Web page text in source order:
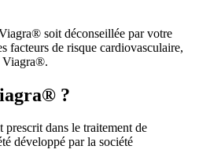
soit déconseillée par votre
facteurs de risque cardiovasculaire,
Viagra®.
?
dans le traitement de
développé par la société